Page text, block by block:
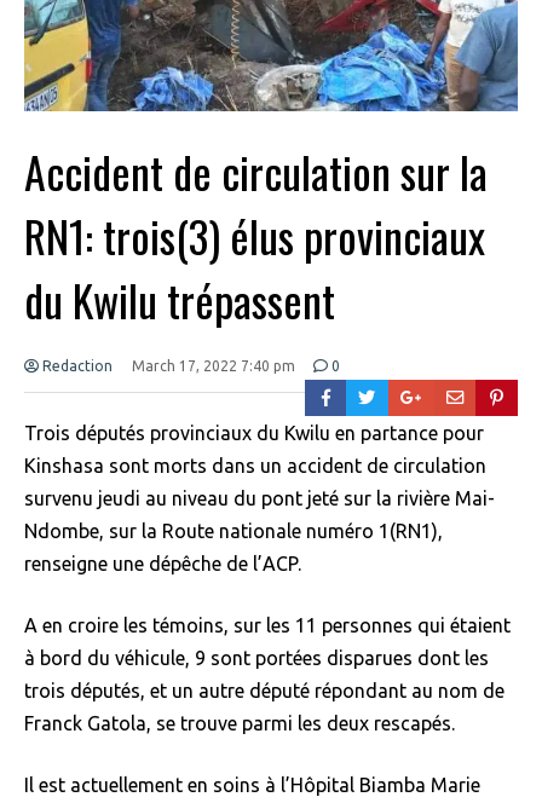
Accident de circulation sur la
RN1: trois(3) élus provinciaux
du Kwilu trépassent
Redaction March 17, 2022 7:40 pm 0
Trois députés provinciaux du Kwilu en partance pour
Kinshasa sont morts dans un accident de circulation
survenu jeudi au niveau du pont jeté sur la rivière Mai-
Ndombe, sur la Route nationale numéro 1(RN1),
renseigne une dépêche de l’ACP.
A en croire les témoins, sur les 11 personnes qui étaient
à bord du véhicule, 9 sont portées disparues dont les
trois députés, et un autre député répondant au nom de
Franck Gatola, se trouve parmi les deux rescapés.
Il est actuellement en soins à l’Hôpital Biamba Marie